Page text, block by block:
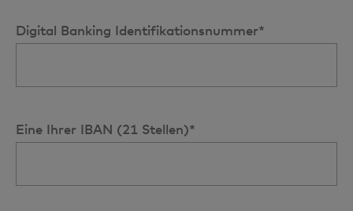
Digital Banking Identifikationsnummer*
Eine Ihrer IBAN (21 Stellen)*